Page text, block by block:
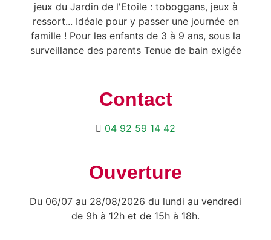
jeux du Jardin de l'Etoile : toboggans, jeux à
ressort... Idéale pour y passer une journée en
famille ! Pour les enfants de 3 à 9 ans, sous la
surveillance des parents Tenue de bain exigée
Contact
04 92 59 14 42
Ouverture
Du 06/07 au 28/08/2026 du lundi au vendredi
de 9h à 12h et de 15h à 18h.